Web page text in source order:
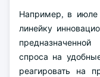
Например, в июле
линейку
спроса на
реагировать на